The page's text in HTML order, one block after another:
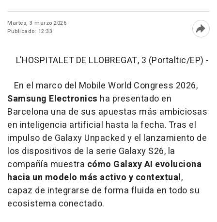
Martes, 3 marzo 2026
Publicado: 12:33
L'HOSPITALET DE LLOBREGAT, 3 (Portaltic/EP) -
En el marco del Mobile World Congress 2026,
Samsung Electronics ha presentado en
Barcelona una de sus apuestas más ambiciosas
en inteligencia artificial hasta la fecha. Tras el
impulso de Galaxy Unpacked y el lanzamiento de
los dispositivos de la serie Galaxy S26, la
compañía muestra cómo Galaxy AI evoluciona
hacia un modelo más activo y contextual,
capaz de integrarse de forma fluida en todo su
ecosistema conectado.